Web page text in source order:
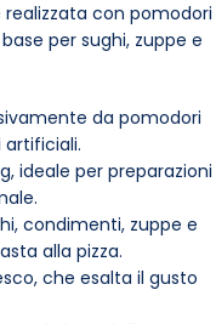
con pomodori
per sughi, zuppe e
da pomodori
ideale per preparazioni
condimenti, zuppe e
alla pizza.
che esalta il gusto